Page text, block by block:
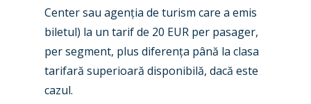
Center sau agenția de turism care a emis
biletul) la un tarif de 20 EUR per pasager,
per segment, plus diferența până la clasa
tarifară superioară disponibilă, dacă este
cazul.